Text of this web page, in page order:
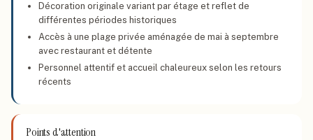
Décoration originale variant par étage et reflet de
différentes périodes historiques
Accès à une plage privée aménagée de mai à septembre
avec restaurant et détente
Personnel attentif et accueil chaleureux selon les retours
récents
Points d'attention